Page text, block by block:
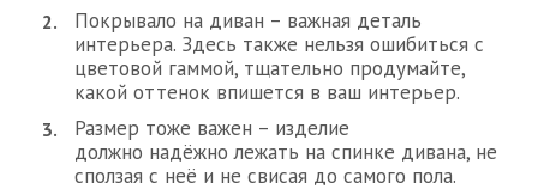
Покрывало на диван – важная деталь
интерьера. Здесь также нельзя ошибиться с
цветовой гаммой, тщательно продумайте,
какой оттенок впишется в ваш интерьер.
Размер тоже важен – изделие
должно надёжно лежать на спинке дивана, не
сползая с неё и не свисая до самого пола.